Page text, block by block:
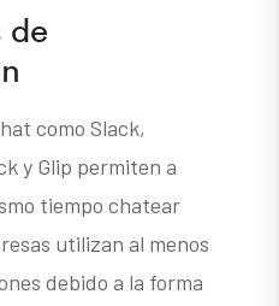
de
como Slack,
y Glip permiten a
tiempo chatear
utilizan al menos
debido a la forma